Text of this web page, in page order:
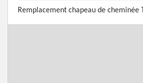
Remplacement chapeau de cheminée